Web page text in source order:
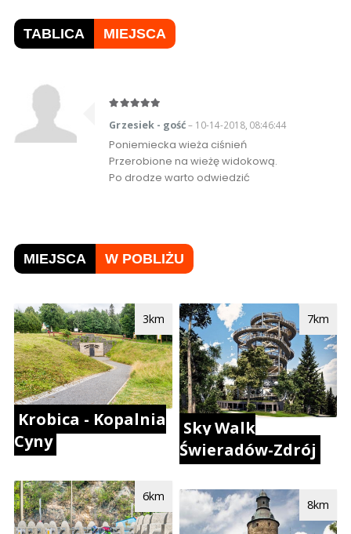
TABLICA MIEJSCA
Grzesiek - gość– 10-14-2018, 08:46:44
Poniemiecka wieża ciśnień
Przerobione na wieżę widokową.
Po drodze warto odwiedzić
MIEJSCA W POBLIŻU
Krobica - Kopalnia
Cyny
3km
6km
Sky Walk
Świeradów-Zdrój
7km
8km